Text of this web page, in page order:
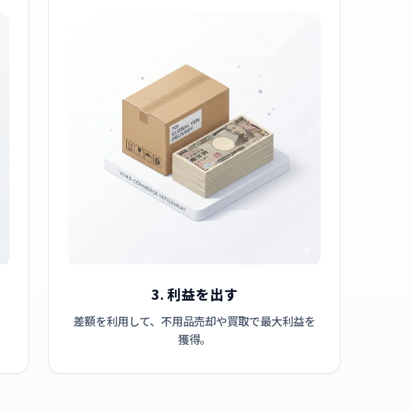
3. 利益を出す
差額を利用して、不用品売却や買取で最大利益を
獲得。